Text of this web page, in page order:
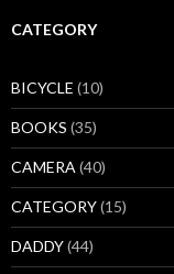
CATEGORY
BICYCLE (10)
BOOKS (35)
CAMERA (40)
CATEGORY(15)
DADDY(44)